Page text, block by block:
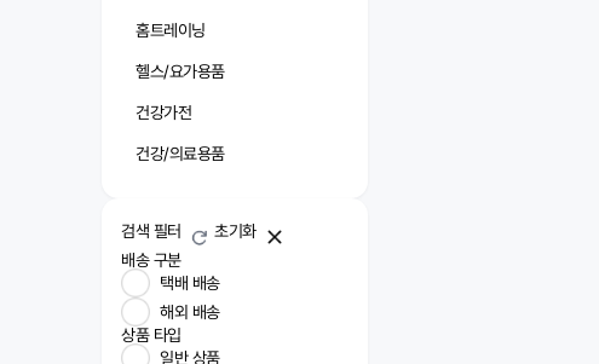
홈트레이닝
헬스/요가용품
건강가전
건강/의료용품
검색 필터
초기화
배송 구분
택배 배송
해외 배송
상품 타입
일반 상품